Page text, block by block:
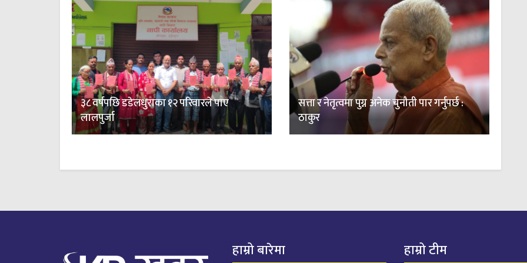
३८ वर्षपछि डडेलधुराका १२ परिवारले पाए
लालपुर्जा
सत्ता र नेतृत्वमा पुग्न अनेक चुनौती पार गर्नुपर्छ :
ठाकुर
हाम्रो बारेमा हाम्रो टीम